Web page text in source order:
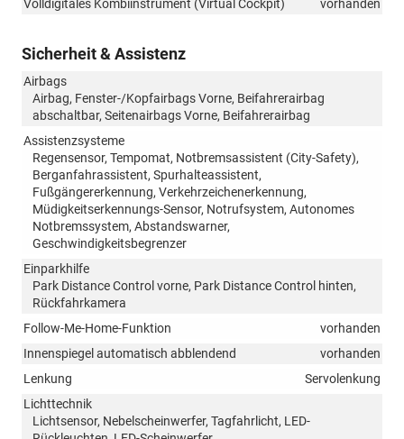
Volldigitales Kombiinstrument (Virtual Cockpit)
vorhanden
Sicherheit & Assistenz
Airbags
Airbag, Fenster-/Kopfairbags Vorne, Beifahrerairbag
abschaltbar, Seitenairbags Vorne, Beifahrerairbag
Assistenzsysteme
Regensensor, Tempomat, Notbremsassistent (City-Safety),
Berganfahrassistent, Spurhalteassistent,
Fußgängererkennung, Verkehrzeichenerkennung,
Müdigkeitserkennungs-Sensor, Notrufsystem, Autonomes
Notbremssystem, Abstandswarner,
Geschwindigkeitsbegrenzer
Einparkhilfe
Park Distance Control vorne, Park Distance Control hinten,
Rückfahrkamera
Follow-Me-Home-Funktion
vorhanden
Innenspiegel automatisch abblendend
vorhanden
Lenkung
Servolenkung
Lichttechnik
Lichtsensor, Nebelscheinwerfer, Tagfahrlicht, LED-